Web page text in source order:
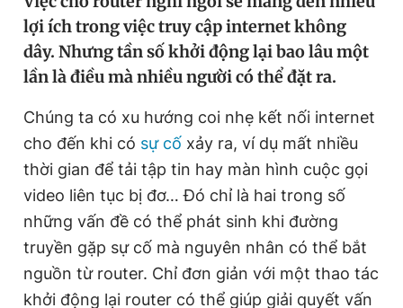
Tin thị trường Tin 360
Video Magazine
Sản phẩm khác
Tiện ích Bạn cần biết
Thông tin tòa soạn Liên hệ quảng cáo
lợi ích trong việc truy cập internet không
dây. Nhưng tần số khởi động lại bao lâu một
lần là điều mà nhiều người có thể đặt ra.
Chúng ta có xu hướng coi nhẹ kết nối internet
cho đến khi có sự cố xảy ra, ví dụ mất nhiều
thời gian để tải tập tin hay màn hình cuộc gọi
video liên tục bị đơ… Đó chỉ là hai trong số
những vấn đề có thể phát sinh khi đường
truyền gặp sự cố mà nguyên nhân có thể bắt
nguồn từ router. Chỉ đơn giản với một thao tác
khởi động lại router có thể giúp giải quyết vấn